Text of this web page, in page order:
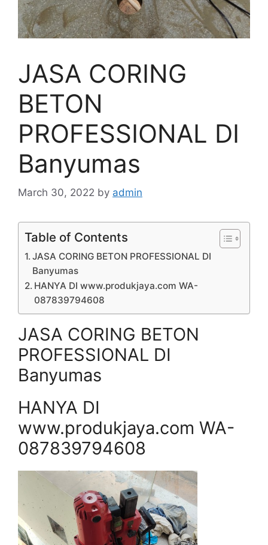
JASA CORING
BETON
PROFESSIONAL DI
Banyumas
March 30, 2022 by admin
Table of Contents
JASA CORING BETON PROFESSIONAL DI
Banyumas
HANYA DI www.produkjaya.com WA-
087839794608
JASA CORING BETON
PROFESSIONAL DI
Banyumas
HANYA DI
www.produkjaya.com WA-
087839794608